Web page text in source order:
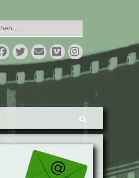
Twitter
E-
Mail
VimeoInstagram